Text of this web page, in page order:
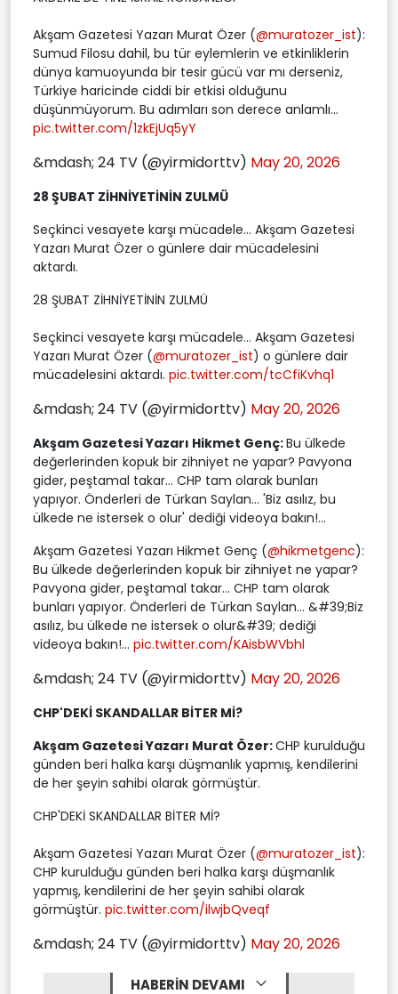
Akşam Gazetesi Yazarı Murat Özer (@muratozer_ist):
Sumud Filosu dahil, bu tür eylemlerin ve etkinliklerin
dünya kamuoyunda bir tesir gücü var mı derseniz,
Türkiye haricinde ciddi bir etkisi olduğunu
düşünmüyorum. Bu adımları son derece anlamlı...
pic.twitter.com/1zkEjUq5yY
&mdash; 24 TV (@yirmidorttv) May 20, 2026
28 ŞUBAT ZİHNİYETİNİN ZULMÜ
Seçkinci vesayete karşı mücadele... Akşam Gazetesi
Yazarı Murat Özer o günlere dair mücadelesini
aktardı.
28 ŞUBAT ZİHNİYETİNİN ZULMÜ
Seçkinci vesayete karşı mücadele... Akşam Gazetesi
Yazarı Murat Özer (@muratozer_ist) o günlere dair
mücadelesini aktardı. pic.twitter.com/tcCfiKvhq1
&mdash; 24 TV (@yirmidorttv) May 20, 2026
Akşam Gazetesi Yazarı Hikmet Genç:Bu ülkede
değerlerinden kopuk bir zihniyet ne yapar? Pavyona
gider, peştamal takar... CHP tam olarak bunları
yapıyor. Önderleri de Türkan Saylan... 'Biz asılız, bu
ülkede ne istersek o olur' dediği videoya bakın!...
Akşam Gazetesi Yazarı Hikmet Genç (@hikmetgenc):
Bu ülkede değerlerinden kopuk bir zihniyet ne yapar?
Pavyona gider, peştamal takar... CHP tam olarak
bunları yapıyor. Önderleri de Türkan Saylan... &#39;Biz
asılız, bu ülkede ne istersek o olur&#39; dediği
videoya bakın!... pic.twitter.com/KAisbWVbhl
&mdash; 24 TV (@yirmidorttv) May 20, 2026
CHP'DEKİ SKANDALLAR BİTER Mİ?
Akşam Gazetesi Yazarı Murat Özer:CHP kurulduğu
günden beri halka karşı düşmanlık yapmış, kendilerini
de her şeyin sahibi olarak görmüştür.
CHP'DEKİ SKANDALLAR BİTER Mİ?
Akşam Gazetesi Yazarı Murat Özer (@muratozer_ist):
CHP kurulduğu günden beri halka karşı düşmanlık
yapmış, kendilerini de her şeyin sahibi olarak
görmüştür. pic.twitter.com/ilwjbQveqf
&mdash; 24 TV (@yirmidorttv) May 20, 2026
HABERİN DEVAMI